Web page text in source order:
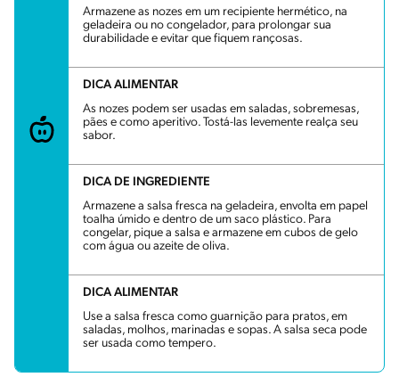
Armazene as nozes em um recipiente hermético, na
geladeira ou no congelador, para prolongar sua
durabilidade e evitar que fiquem rançosas.
DICA ALIMENTAR
As nozes podem ser usadas em saladas, sobremesas,
pães e como aperitivo. Tostá-las levemente realça seu
sabor.
DICA DE INGREDIENTE
Armazene a salsa fresca na geladeira, envolta em papel
toalha úmido e dentro de um saco plástico. Para
congelar, pique a salsa e armazene em cubos de gelo
com água ou azeite de oliva.
DICA ALIMENTAR
Use a salsa fresca como guarnição para pratos, em
saladas, molhos, marinadas e sopas. A salsa seca pode
ser usada como tempero.